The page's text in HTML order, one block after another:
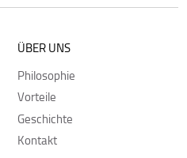
ÜBER UNS
Philosophie
Vorteile
Geschichte
Kontakt